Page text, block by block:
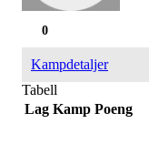
0
Kampdetaljer
Tabell
Lag Kamp Poeng